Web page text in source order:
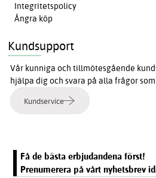
Integritetspolicy
Ångra köp
Kundsupport
Vår kunniga och tillmötesgående
hjälpa dig och svara på alla frågor
Kundservice
Få de bästa erbjudandena först!
Prenumerera på vårt nyhetsbrev